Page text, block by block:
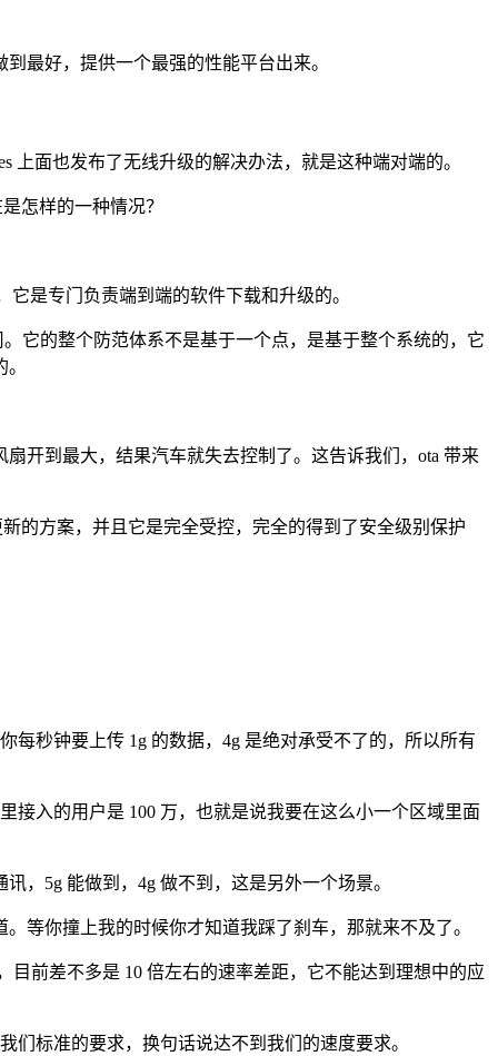
最好，提供一个最强的性能平台出来。
上面也发布了无线升级的解决办法，就是这种端对端的。
怎样的一种情况？
是专门负责端到端的软件下载和升级的。
它的整个防范体系不是基于一个点，是基于整个系统的，它
开到最大，结果汽车就失去控制了。这告诉我们，ota 带来
的方案，并且它是完全受控，完全的得到了安全级别保护
每秒钟要上传 1g 的数据，4g 是绝对承受不了的，所以所有
接入的用户是 100 万，也就是说我要在这么小一个区域里面
，5g 能做到，4g 做不到，这是另外一个场景。
等你撞上我的时候你才知道我踩了刹车，那就来不及了。
目前差不多是 10 倍左右的速率差距，它不能达到理想中的应
标准的要求，换句话说达不到我们的速度要求。